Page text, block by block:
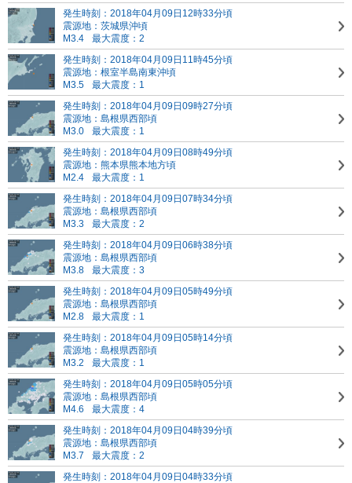
発生時刻：2018年04月09日12時33分頃
震源地：茨城県沖頃
M3.4
最大震度：2
発生時刻：2018年04月09日11時45分頃
震源地：根室半島南東沖頃
M3.5
最大震度：1
発生時刻：2018年04月09日09時27分頃
震源地：島根県西部頃
M3.0
最大震度：1
発生時刻：2018年04月09日08時49分頃
震源地：熊本県熊本地方頃
M2.4
最大震度：1
発生時刻：2018年04月09日07時34分頃
震源地：島根県西部頃
M3.3
最大震度：2
発生時刻：2018年04月09日06時38分頃
震源地：島根県西部頃
M3.8
最大震度：3
発生時刻：2018年04月09日05時49分頃
震源地：島根県西部頃
M2.8
最大震度：1
発生時刻：2018年04月09日05時14分頃
震源地：島根県西部頃
M3.2
最大震度：1
発生時刻：2018年04月09日05時05分頃
震源地：島根県西部頃
M4.6
最大震度：4
発生時刻：2018年04月09日04時39分頃
震源地：島根県西部頃
M3.7
最大震度：2
発生時刻：2018年04月09日04時33分頃